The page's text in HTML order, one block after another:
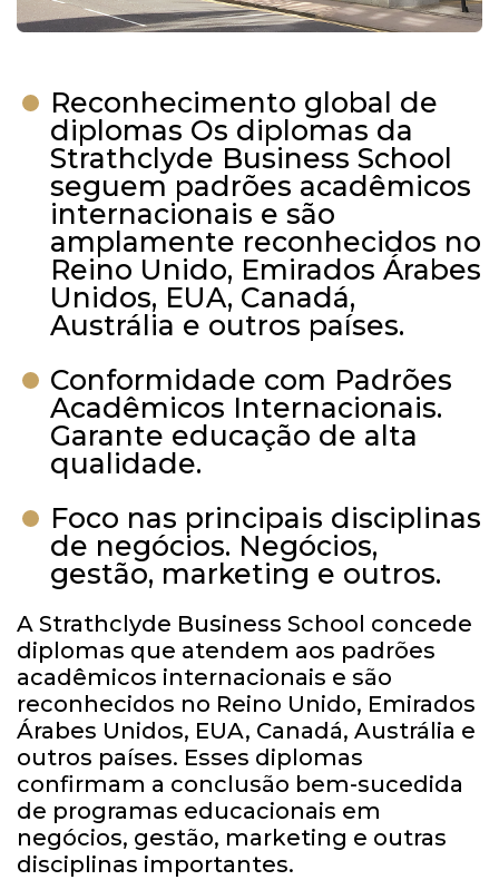
Reconhecimento global de
diplomas Os diplomas da
Strathclyde Business School
seguem padrões acadêmicos
internacionais e são
amplamente reconhecidos no
Reino Unido, Emirados Árabes
Unidos, EUA, Canadá,
Austrália e outros países.
Conformidade com Padrões
Acadêmicos Internacionais.
Garante educação de alta
qualidade.
Foco nas principais disciplinas
de negócios. Negócios,
gestão, marketing e outros.
A Strathclyde Business School concede
diplomas que atendem aos padrões
acadêmicos internacionais e são
reconhecidos no Reino Unido, Emirados
Árabes Unidos, EUA, Canadá, Austrália e
outros países. Esses diplomas
confirmam a conclusão bem-sucedida
de programas educacionais em
negócios, gestão, marketing e outras
disciplinas importantes.